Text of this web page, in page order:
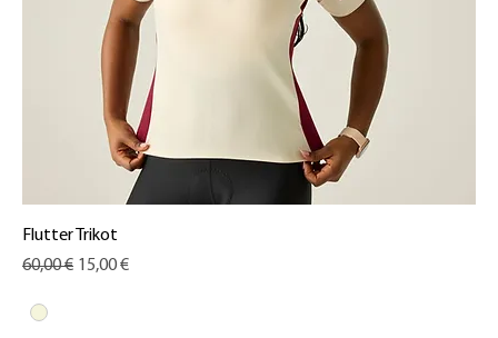
Flutter Trikot
Standardpreis
60,00 € Sale-Preis
15,00 €